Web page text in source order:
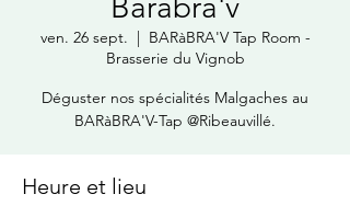
ven. 26 sept.
  |
BARàBRA'V Tap Room -
Brasserie du Vignob
Déguster nos spécialités Malgaches au
BARàBRA'V-Tap @Ribeauvillé.
Heure et lieu